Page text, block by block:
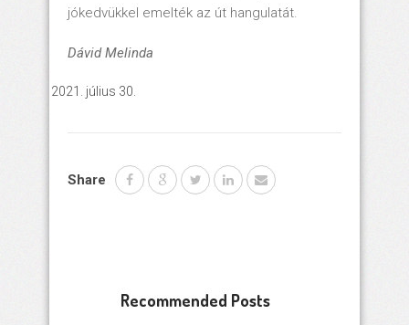
jókedvükkel emelték az út hangulatát.
Dávid Melinda
július 30.
Share
Recommended Posts